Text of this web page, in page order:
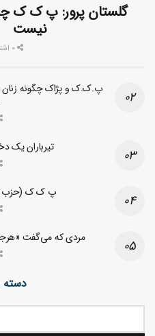
گلستان پرور: پ ک ک
نیست
پ.ک.ک و پژاک چگونه زنان و
تیرباران یک
پ ک ک (حزب
مردی که می‌گفت
دسته